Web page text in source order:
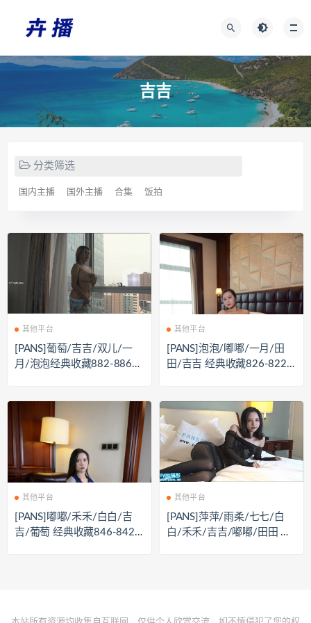
吉吉
分类筛选
国内主播 国外主播 合集 饭拍
其他平台
[PANS]葡萄/吉吉/双儿/一
月/泡泡经典收藏882-886私
其他平台
[PANS]泡泡/嘟嘟/一月/田
田/吉吉 经典收藏826-822
其他平台
[PANS]嘟嘟/禾禾/白白/吉
吉/葡萄 经典收藏846-842
其他平台
[PANS]萍萍/雨柔/七七/白
白/禾禾/吉吉/嘟嘟/田田 等